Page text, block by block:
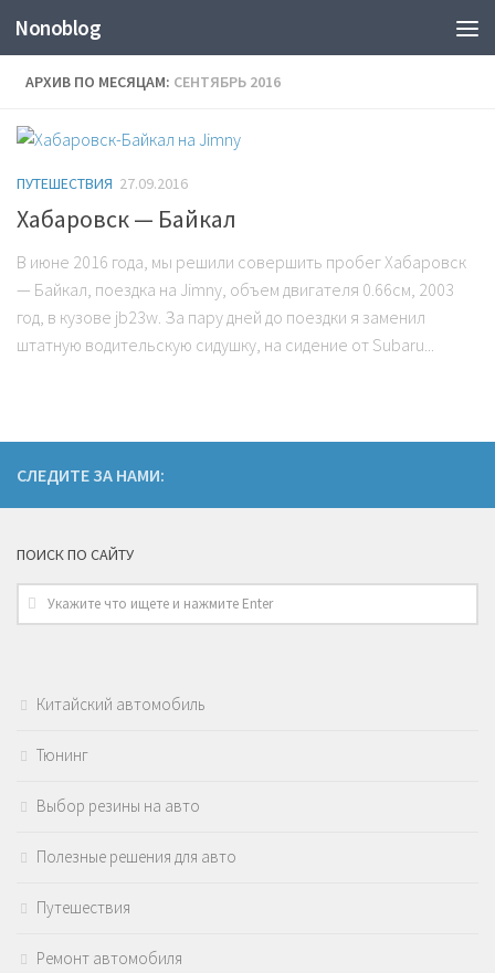
Nonoblog
АРХИВ ПО МЕСЯЦАМ: СЕНТЯБРЬ 2016
ПУТЕШЕСТВИЯ 27.09.2016
Хабаровск — Байкал
В июне 2016 года, мы решили совершить пробег Хабаровск
— Байкал, поездка на Jimny, объем двигателя 0.66см, 2003
год, в кузове jb23w. За пару дней до поездки я заменил
штатную водительскую сидушку, на сидение от Subaru...
СЛЕДИТЕ ЗА НАМИ:
ПОИСК ПО САЙТУ
Китайский автомобиль
Тюнинг
Выбор резины на авто
Полезные решения для авто
Путешествия
Ремонт автомобиля